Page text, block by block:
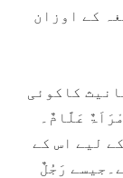
کے اوزان
کاکوئی
عَلَّامٌ۔
لیے اس کے
رَجُلٌ